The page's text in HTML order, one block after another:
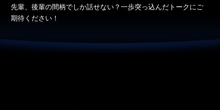
先輩、後輩の間柄でしか話せない？一歩突っ込んだトークにご
期待ください！